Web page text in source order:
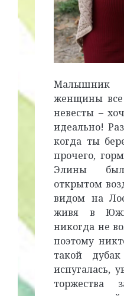
женщины все
невесты –
идеально!
когда ты
прочего,
Элины
открытом
видом на
живя в
никогда не
поэтому
такой
испугалась,
торжества